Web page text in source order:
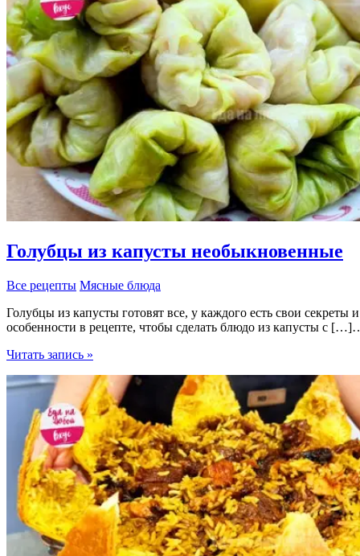
Голубцы из капусты необыкновенные
Все рецепты Мясные блюда
Голубцы из капусты готовят все, у каждого есть свои секреты и
особенности в рецепте, чтобы сделать блюдо из капусты с
Голубцы
капусты
необыкновенные
Читать запись »